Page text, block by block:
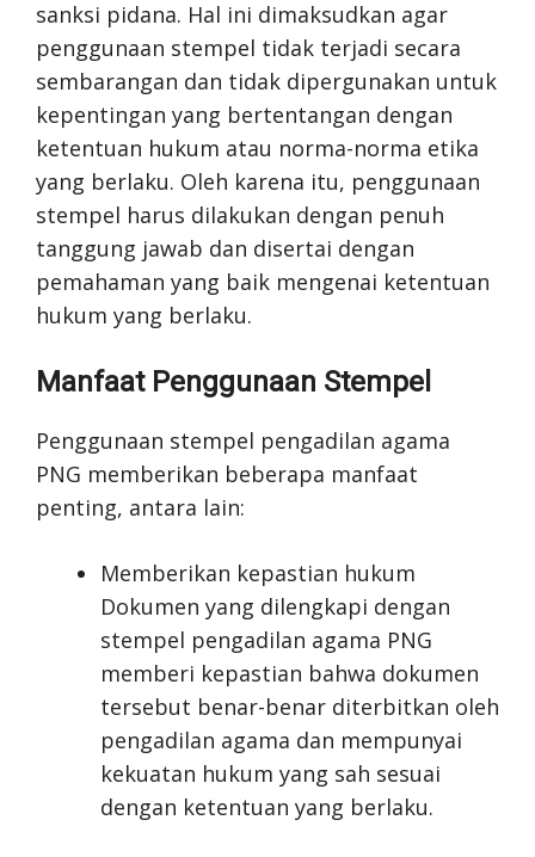
sanksi pidana. Hal ini dimaksudkan agar
penggunaan stempel tidak terjadi secara
sembarangan dan tidak dipergunakan untuk
kepentingan yang bertentangan dengan
ketentuan hukum atau norma-norma etika
yang berlaku. Oleh karena itu, penggunaan
stempel harus dilakukan dengan penuh
tanggung jawab dan disertai dengan
pemahaman yang baik mengenai ketentuan
hukum yang berlaku.
Manfaat Penggunaan Stempel
Penggunaan stempel pengadilan agama
PNG memberikan beberapa manfaat
penting, antara lain:
Memberikan kepastian hukum
Dokumen yang dilengkapi dengan
stempel pengadilan agama PNG
memberi kepastian bahwa dokumen
tersebut benar-benar diterbitkan oleh
pengadilan agama dan mempunyai
kekuatan hukum yang sah sesuai
dengan ketentuan yang berlaku.